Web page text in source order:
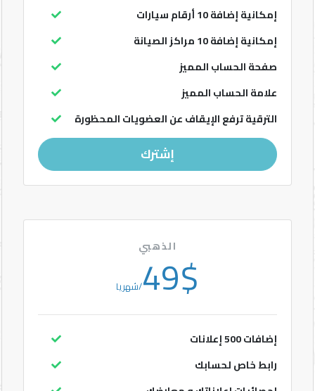
العضويات
المميزة
إتصل
إمكانية إضافة 10 أرقام سيارات
إمكانية إضافة 10 مراكز الصيانة
صفحة الحساب المميز
علامة الحساب المميز
الترقية ترفع الإيقاف عن العضويات المحظورة
إشترك
الذهبي
49$/شهريا
إضافات 500 إعلانات
رابط خاص لحسابك